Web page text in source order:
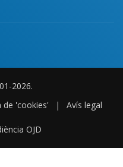
2026.
de 'cookies' | Avís legal
OJD